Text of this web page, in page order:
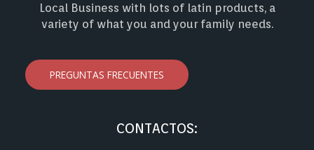
Local Business with lots of latin products, a
variety of what you and your family needs.
PREGUNTAS FRECUENTES
CONTACTOS: